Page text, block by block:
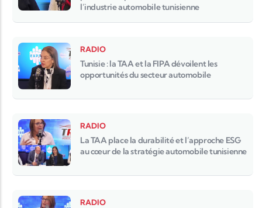
l’industrie automobile tunisienne
RADIO
Tunisie : la TAA et la FIPA dévoilent les
opportunités du secteur automobile
RADIO
La TAA place la durabilité et l’approche ESG
au cœur de la stratégie automobile tunisienne
RADIO